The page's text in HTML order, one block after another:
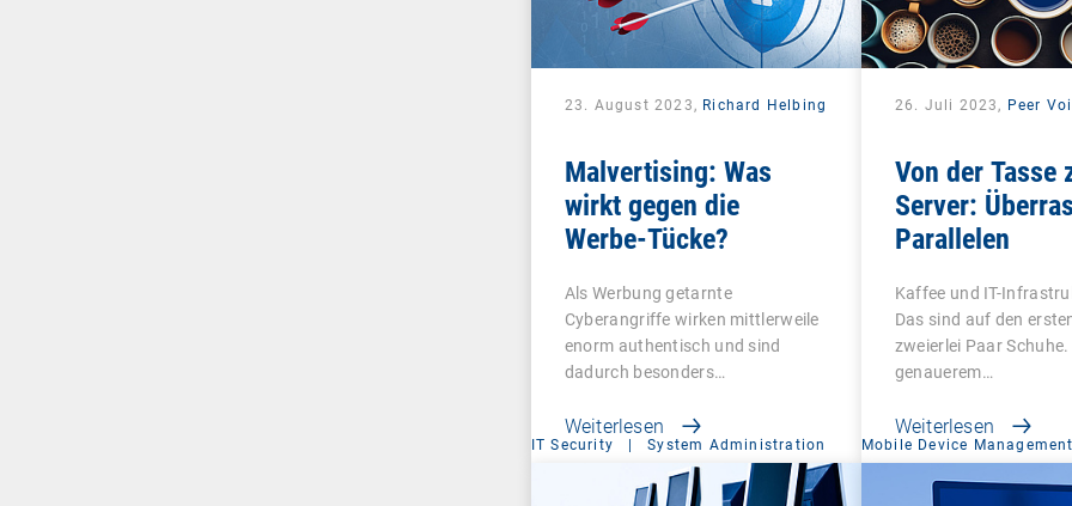
23. August 2023, Richard Helbing
Malvertising: Was
wirkt gegen die
Werbe-Tücke?
Als Werbung getarnte
Cyberangriffe wirken mittlerweile
enorm authentisch und sind
dadurch besonders…
Weiterlesen
26. Juli 2023, Peer
Von der Tasse
Server:
Parallelen
Kaffee und IT-
Das sind auf den
zweierlei Paar
genauerem…
Weiterlesen
IT Security | System Administration Mobile Device